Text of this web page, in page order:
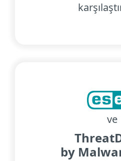
ve
by